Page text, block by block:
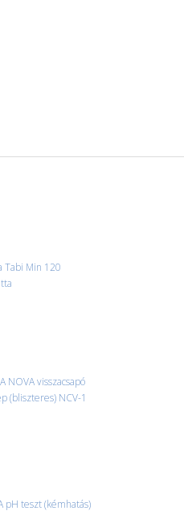
Tabi Min 120
NOVA visszacsapó
(bliszteres) NCV-1
pH teszt (kémhatás)